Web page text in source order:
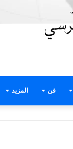
فن المزيد